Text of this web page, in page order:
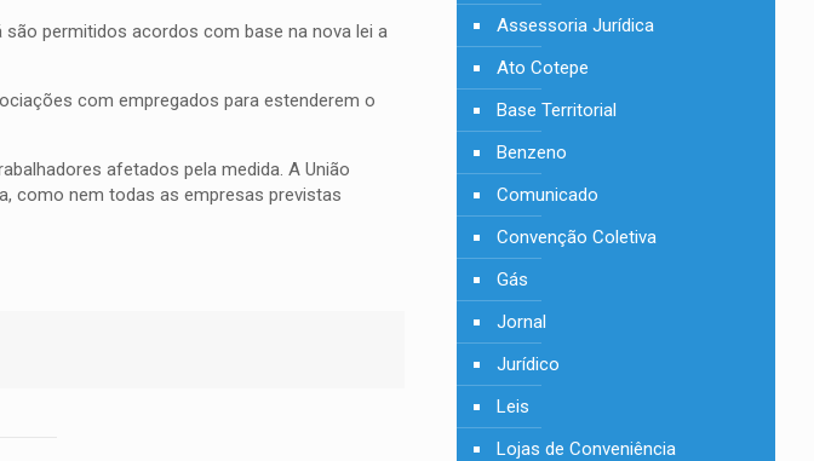
são permitidos acordos com base na nova lei a
com empregados para estenderem o
afetados pela medida. A União
como nem todas as empresas previstas
Assessoria Jurídica
Ato Cotepe
Base Territorial
Benzeno
Comunicado
Convenção Coletiva
Gás
Jornal
Jurídico
Leis
Lojas de Conveniência